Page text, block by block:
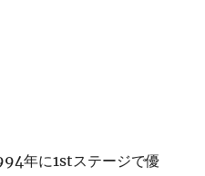
年に1stステージで優